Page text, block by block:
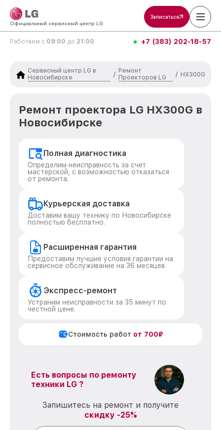
Официальный сервисный центр LG
Записаться
Работаем с 09:00 до 21:00 +7 (383) 202-18-57
Сервисный центр LG в
Новосибирске
/
Ремонт
Проекторов LG
/ HX300G
Ремонт проектора LG HX300G в
Новосибирске
Полная диагностика
Определим неисправность за счет
мастерской, с возможностью отказаться
от ремонта.
Курьерская доставка
Доставим вашу технику по Новосибирске
полностью бесплатно.
Расширенная гарантия
Предоставим лучшие условия гарантии на
сервисное обслуживание на 36 месяцев.
Экспресс-ремонт
Устраним неисправности за 35 минут по
честной цене.
Стоимость работ от 700₽
Есть вопросы по ремонту
техники LG ?
Запишитесь на ремонт и получите
скидку -25%